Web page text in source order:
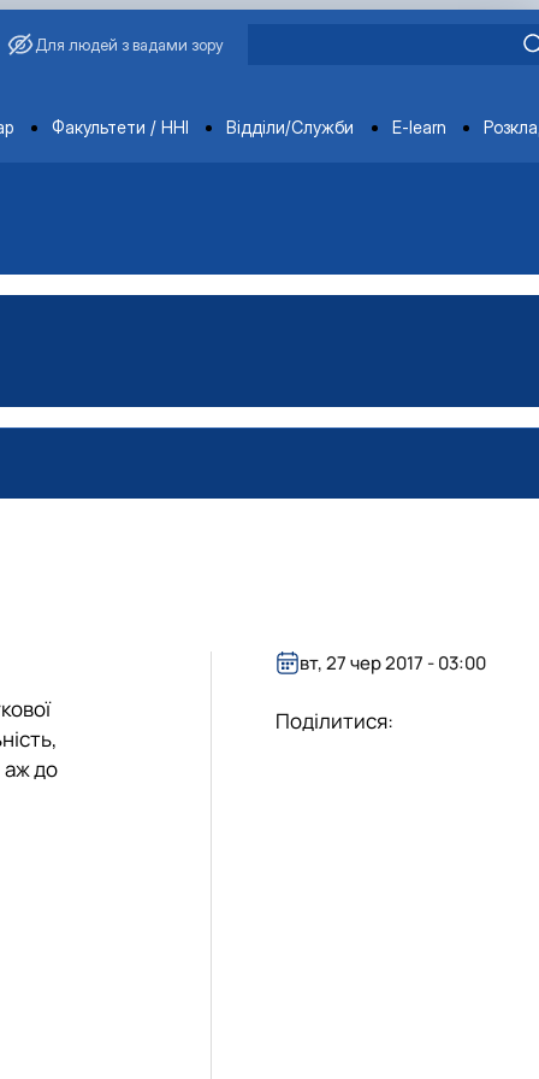
Для людей з вадами зору
Факультети / ННІ Відділи/Служби E-learn
аж до
вт, 27 чер 2017 - 03:00
Поділитися: